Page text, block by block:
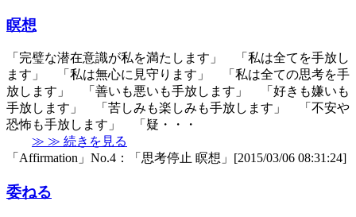
瞑想
「完璧な潜在意識が私を満たします」 「私は全てを手放し
ます」 「私は無心に見守ります」 「私は全ての思考を手
放します」 「善いも悪いも手放します」 「好きも嫌いも
手放します」 「苦しみも楽しみも手放します」 「不安や
恐怖も手放します」 「疑・・・
≫ ≫ 続きを見る
「Affirmation」No.4：「思考停止 瞑想」[2015/03/06 08:31:24]
委ねる